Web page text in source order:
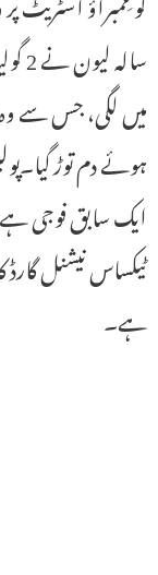
میں لگی، جس سے
ہوئے دم توڑ
ایک سابق فوجی ہے
ٹیکساس نیشنل گارڈ
ہے۔